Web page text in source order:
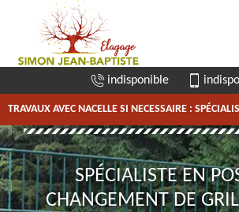
indisponible
TRAVAUX AVEC NACELLE SI NECESSAIRE :
SPÉCIALISTE EN
CHANGEMENT DE